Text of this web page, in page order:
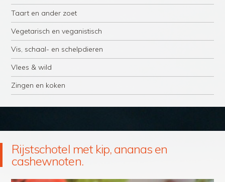
Taart en ander zoet
Vegetarisch en veganistisch
Vis, schaal- en schelpdieren
Vlees & wild
Zingen en koken
Rijstschotel met kip, ananas en
cashewnoten.